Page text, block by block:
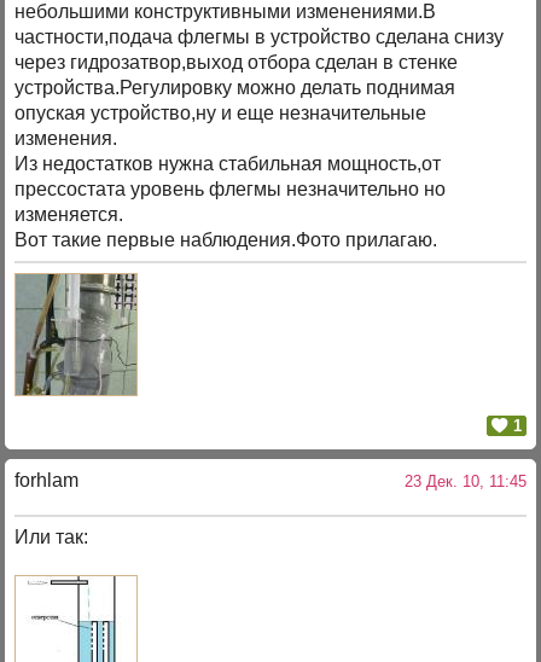
небольшими конструктивными изменениями.В
частности,подача флегмы в устройство сделана снизу
через гидрозатвор,выход отбора сделан в стенке
устройства.Регулировку можно делать поднимая
опуская устройство,ну и еще незначительные
изменения.
Из недостатков нужна стабильная мощность,от
прессостата уровень флегмы незначительно но
изменяется.
Вот такие первые наблюдения.Фото прилагаю.
1
forhlam 23 Дек. 10, 11:45
Или так: